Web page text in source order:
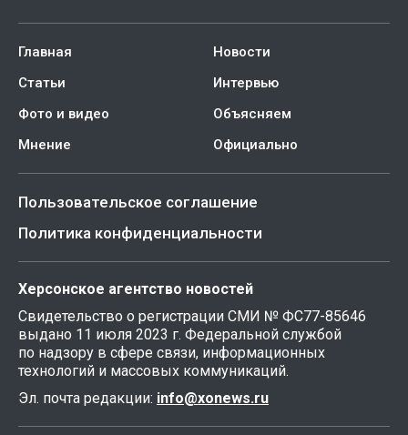
Главная
Новости
Статьи
Интервью
Фото и видео
Объясняем
Мнение
Официально
Пользовательское соглашение
Политика конфиденциальности
Херсонское агентство новостей
Свидетельство о регистрации СМИ № ФС77-85646
выдано 11 июля 2023 г. Федеральной службой
по надзору в сфере связи, информационных
технологий и массовых коммуникаций.
Эл. почта редакции: info@xonews.ru